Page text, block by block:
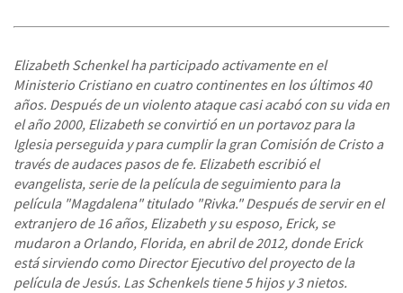
Elizabeth Schenkel ha participado activamente en el
Ministerio Cristiano en cuatro continentes en los últimos 40
años. Después de un violento ataque casi acabó con su vida en
el año 2000, Elizabeth se convirtió en un portavoz para la
Iglesia perseguida y para cumplir la gran Comisión de Cristo a
través de audaces pasos de fe. Elizabeth escribió el
evangelista, serie de la película de seguimiento para la
película "Magdalena" titulado "Rivka." Después de servir en el
extranjero de 16 años, Elizabeth y su esposo, Erick, se
mudaron a Orlando, Florida, en abril de 2012, donde Erick
está sirviendo como Director Ejecutivo del proyecto de la
película de Jesús. Las Schenkels tiene 5 hijos y 3 nietos.